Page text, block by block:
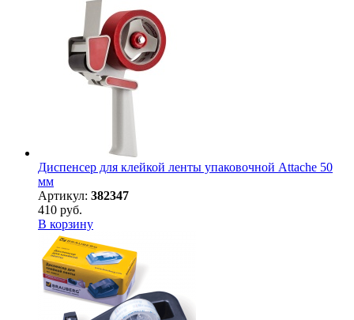
Диспенсер для клейкой ленты упаковочной Attache 50
мм
Артикул: 382347
410 руб.
В корзину